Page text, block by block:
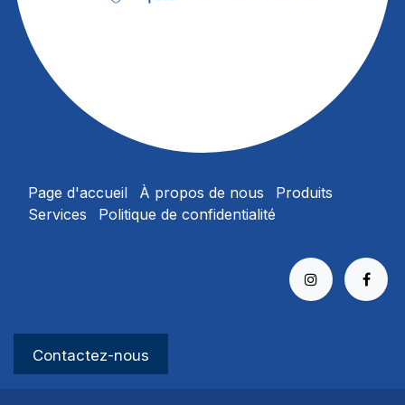
Page d'accueil À propos de nous
Produits
Services
Politique de confidentialité​
Contactez-no​​​​us